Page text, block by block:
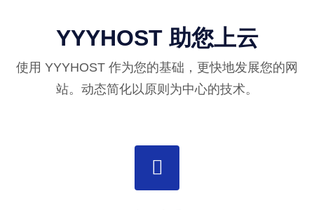
YYYHOST 助您上云
使用 YYYHOST 作为您的基础，更快地发展您的网
站。动态简化以原则为中心的技术。